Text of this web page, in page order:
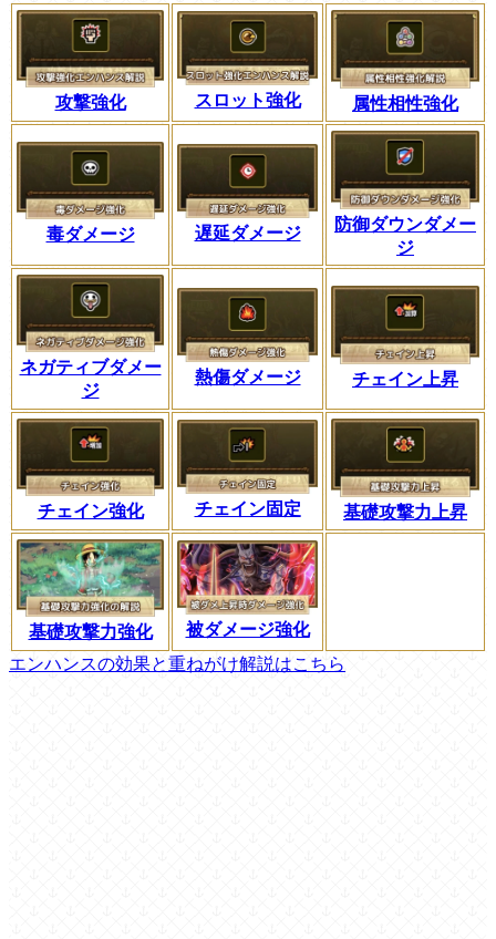
攻撃強化 スロット強化 属性相性強化
毒ダメージ 遅延ダメージ
防御ダウンダメー
ジ
ネガティブダメー
ジ
熱傷ダメージ チェイン上昇
チェイン強化 チェイン固定 基礎攻撃力上昇
基礎攻撃力強化
被ダメージ強化
エンハンスの効果と重ねがけ解説はこちら